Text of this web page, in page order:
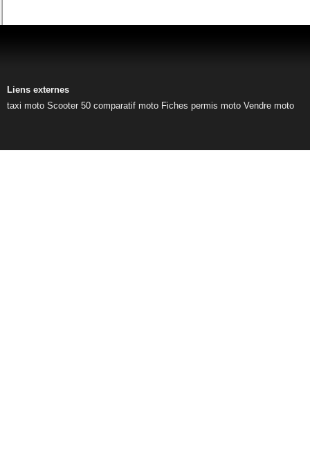
Liens externes
taxi moto Scooter 50 comparatif moto Fiches permis moto Vendre moto